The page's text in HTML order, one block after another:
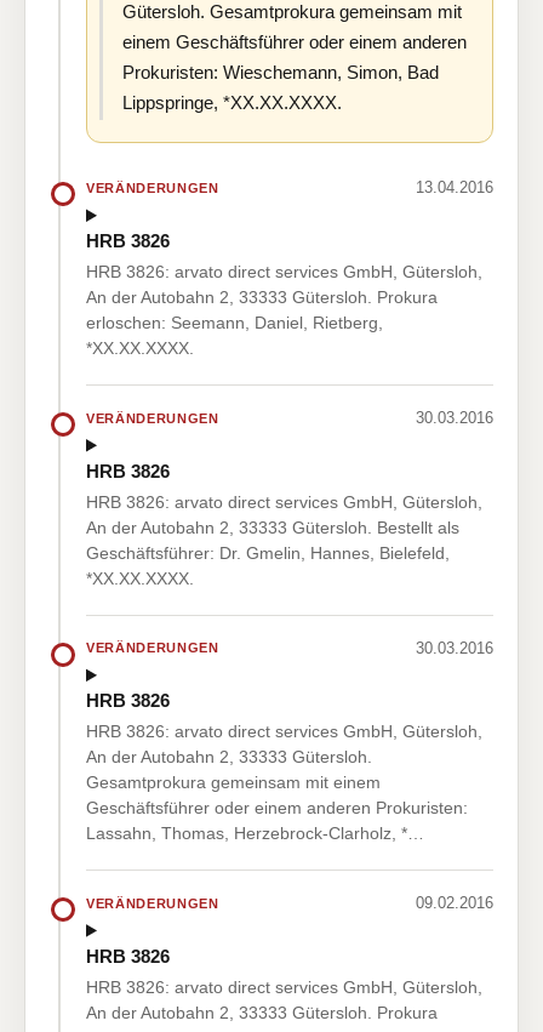
Gütersloh. Gesamtprokura gemeinsam mit
einem Geschäftsführer oder einem anderen
Prokuristen: Wieschemann, Simon, Bad
Lippspringe, *XX.XX.XXXX.
VERÄNDERUNGEN 13.04.2016
HRB 3826
HRB 3826: arvato direct services GmbH, Gütersloh,
An der Autobahn 2, 33333 Gütersloh. Prokura
erloschen: Seemann, Daniel, Rietberg,
*XX.XX.XXXX.
VERÄNDERUNGEN 30.03.2016
HRB 3826
HRB 3826: arvato direct services GmbH, Gütersloh,
An der Autobahn 2, 33333 Gütersloh. Bestellt als
Geschäftsführer: Dr. Gmelin, Hannes, Bielefeld,
*XX.XX.XXXX.
VERÄNDERUNGEN 30.03.2016
HRB 3826
HRB 3826: arvato direct services GmbH, Gütersloh,
An der Autobahn 2, 33333 Gütersloh.
Gesamtprokura gemeinsam mit einem
Geschäftsführer oder einem anderen Prokuristen:
Lassahn, Thomas, Herzebrock-Clarholz, *…
VERÄNDERUNGEN 09.02.2016
HRB 3826
HRB 3826: arvato direct services GmbH, Gütersloh,
An der Autobahn 2, 33333 Gütersloh. Prokura